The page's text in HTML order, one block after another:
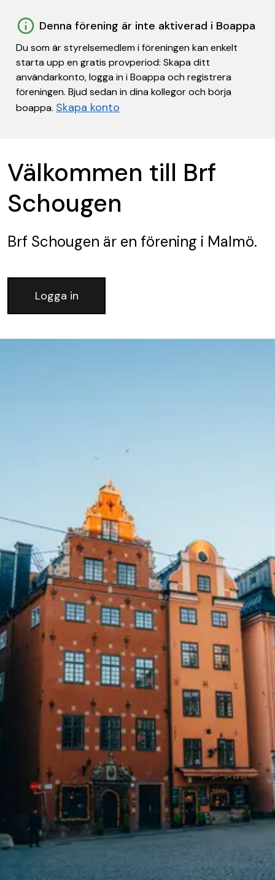
Denna förening är inte aktiverad i Boappa
Du som är styrelsemedlem i föreningen kan enkelt
starta upp en gratis provperiod: Skapa ditt
användarkonto, logga in i Boappa och registrera
föreningen. Bjud sedan in dina kollegor och börja
boappa. Skapa konto
Välkommen till Brf
Schougen
Brf Schougen är en förening i Malmö.
Logga in